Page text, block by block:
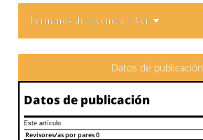
Términos de licencia/ Ver
Datos de publicación
Datos de publicación
Este artículo
Revisores/as por pares0